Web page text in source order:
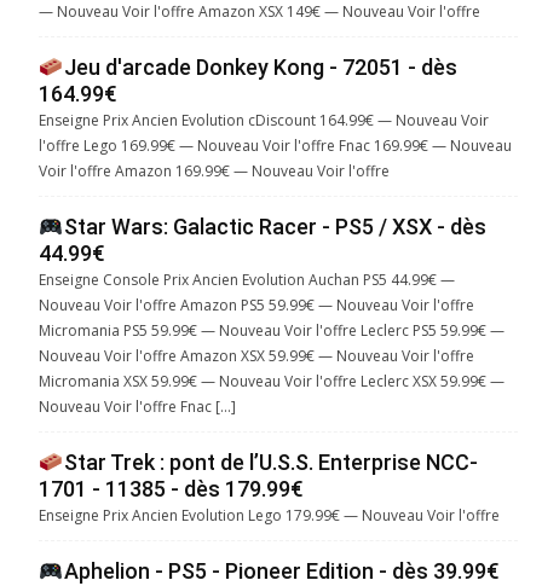
— Nouveau Voir l'offre Amazon XSX 149€ — Nouveau Voir l'offre
Jeu d'arcade Donkey Kong - 72051 - dès
164.99€
Enseigne Prix Ancien Evolution cDiscount 164.99€ — Nouveau Voir
l'offre Lego 169.99€ — Nouveau Voir l'offre Fnac 169.99€ — Nouveau
Voir l'offre Amazon 169.99€ — Nouveau Voir l'offre
Star Wars: Galactic Racer - PS5 / XSX - dès
44.99€
Enseigne Console Prix Ancien Evolution Auchan PS5 44.99€ —
Nouveau Voir l'offre Amazon PS5 59.99€ — Nouveau Voir l'offre
Micromania PS5 59.99€ — Nouveau Voir l'offre Leclerc PS5 59.99€ —
Nouveau Voir l'offre Amazon XSX 59.99€ — Nouveau Voir l'offre
Micromania XSX 59.99€ — Nouveau Voir l'offre Leclerc XSX 59.99€ —
Nouveau Voir l'offre Fnac […]
Star Trek : pont de l’U.S.S. Enterprise NCC-
1701 - 11385 - dès 179.99€
Enseigne Prix Ancien Evolution Lego 179.99€ — Nouveau Voir l'offre
Aphelion - PS5 - Pioneer Edition - dès 39.99€